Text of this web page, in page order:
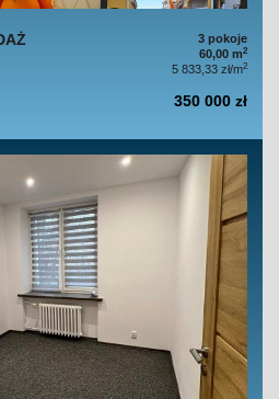
3 pokoje
60,00 m2
5 833,33 zł/m2
350 000 zł